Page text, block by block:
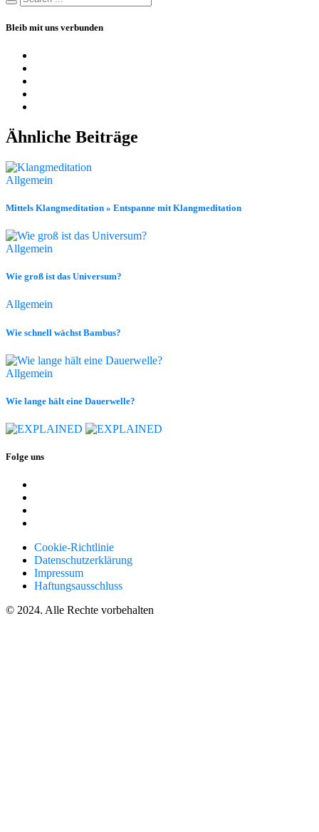
Bleib mit uns verbunden
Ähnliche Beiträge
Allgemein
Mittels Klangmeditation » Entspanne mit Klangmeditation
Allgemein
Wie groß ist das Universum?
Allgemein
Wie schnell wächst Bambus?
Allgemein
Wie lange hält eine Dauerwelle?
Folge uns
Cookie-Richtlinie
Datenschutzerklärung
Impressum
Haftungsausschluss
© 2024. Alle Rechte vorbehalten